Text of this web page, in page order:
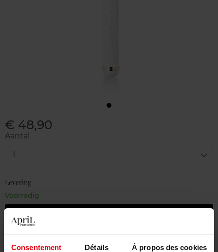
Consentement Détails À propos des cookies
€ 48,90
Aantal
1
Levering
Voorradig
Gratis levering bij aankoop van min. 55€